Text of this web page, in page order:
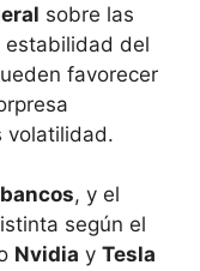
sobre las
estabilidad del
favorecer
volatilidad.
bancos, y el
según el
Nvidia y Tesla